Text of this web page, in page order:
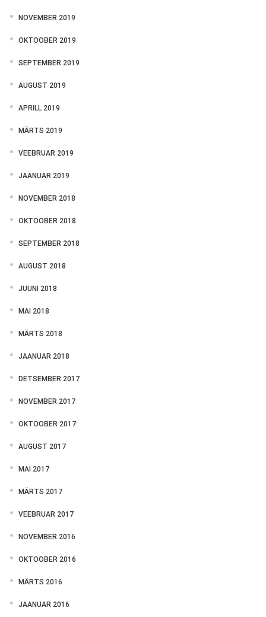
NOVEMBER 2019
OKTOOBER 2019
SEPTEMBER 2019
AUGUST 2019
APRILL 2019
MÄRTS 2019
VEEBRUAR 2019
JAANUAR 2019
NOVEMBER 2018
OKTOOBER 2018
SEPTEMBER 2018
AUGUST 2018
JUUNI 2018
MAI 2018
MÄRTS 2018
JAANUAR 2018
DETSEMBER 2017
NOVEMBER 2017
OKTOOBER 2017
AUGUST 2017
MAI 2017
MÄRTS 2017
VEEBRUAR 2017
NOVEMBER 2016
OKTOOBER 2016
MÄRTS 2016
JAANUAR 2016